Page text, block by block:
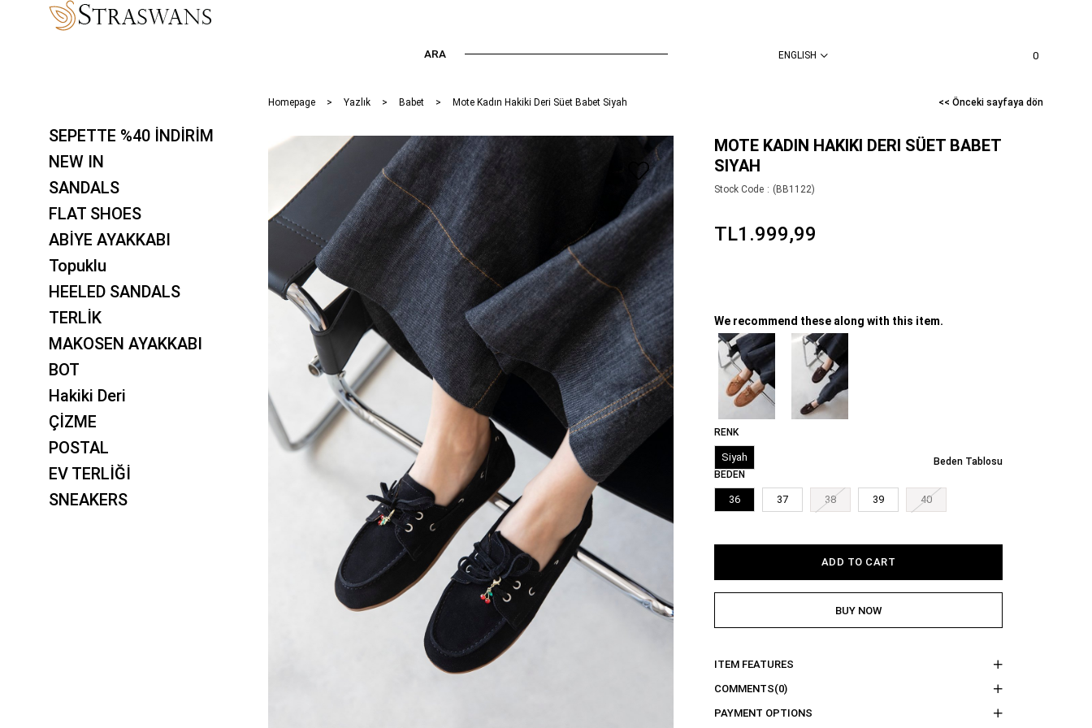
ENGLISH 0
SEPETTE %40 İNDİRİM
NEW IN
SANDALS
FLAT SHOES
ABİYE AYAKKABI
Topuklu
HEELED SANDALS
TERLİK
MAKOSEN AYAKKABI
BOT
Hakiki Deri
ÇİZME
POSTAL
EV TERLİĞİ
SNEAKERS
ARA
Homepage Yazlık Babet Mote Kadın Hakiki Deri Süet Babet Siyah << Önceki sayfaya dön
MOTE KADIN HAKIKI DERI SÜET BABET
SIYAH
Stock Code (BB1122)
TL1.999,99
We recommend these along with this item.
RENK
Siyah
BEDEN
36 37 38 39 40
Beden Tablosu
ITEM FEATURES
COMMENTS(0)
PAYMENT OPTIONS